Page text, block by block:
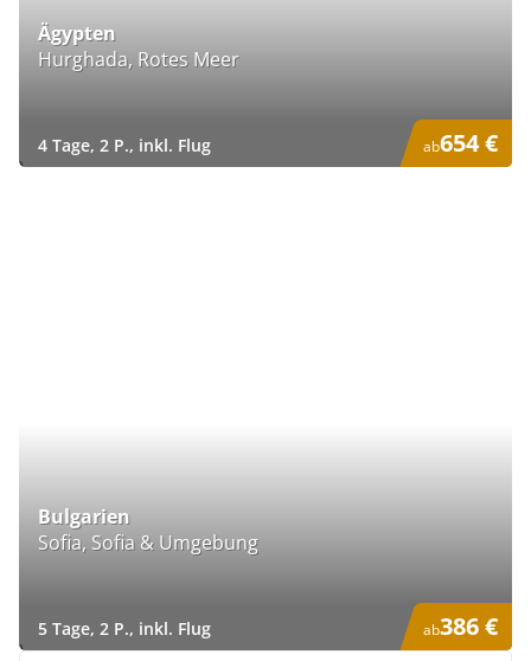
Ägypten
Hurghada, Rotes Meer
ab654 €
4 Tage, 2 P., inkl. Flug
)
Bulgarien
Sofia, Sofia & Umgebung
ab386 €
5 Tage, 2 P., inkl. Flug
)